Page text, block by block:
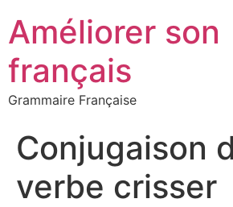
Améliorer son
français
Grammaire Française
Conjugaison
verbe crisser